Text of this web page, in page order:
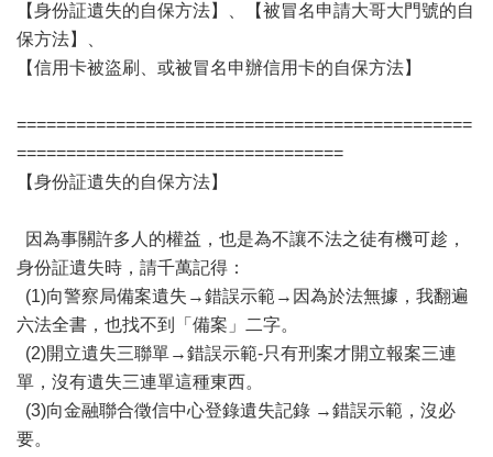
【身份証遺失的自保方法】、【被冒名申請大哥大門號的自
保方法】、
【信用卡被盜刷、或被冒名申辦信用卡的自保方法】
==============================================
=================================
【身份証遺失的自保方法】
因為事關許多人的權益，也是為不讓不法之徒有機可趁，
身份証遺失時，請千萬記得：
(1)向警察局備案遺失→錯誤示範→因為於法無據，我翻遍
六法全書，也找不到「備案」二字。
(2)開立遺失三聯單→錯誤示範-只有刑案才開立報案三連
單，沒有遺失三連單這種東西。
(3)向金融聯合徵信中心登錄遺失記錄 →錯誤示範，沒必
要。